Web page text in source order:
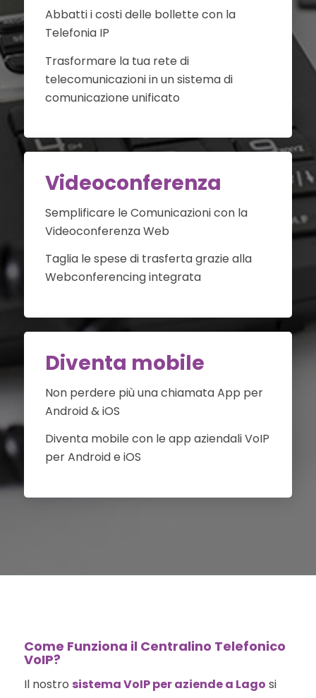
Abbatti i costi delle bollette con la
Telefonia IP
Trasformare la tua rete di
telecomunicazioni in un sistema di
comunicazione unificato
Videoconferenza
Semplificare le Comunicazioni con la
Videoconferenza Web
Taglia le spese di trasferta grazie alla
Webconferencing integrata
Diventa mobile
Non perdere più una chiamata App per
Android & iOS
Diventa mobile con le app aziendali VoIP
per Android e iOS
Come Funziona il Centralino Telefonico
VoIP?
Il nostro sistema VoIP per aziende a Lago si